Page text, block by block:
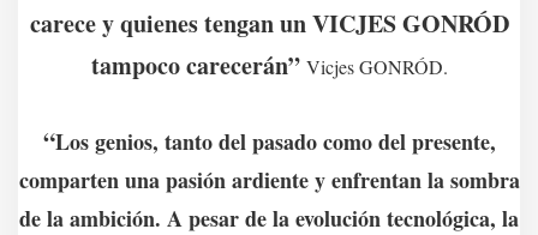
carece y quienes tengan un VICJES GONRÓD
tampoco carecerán” Vicjes GONRÓD.
“Los genios, tanto del pasado como del presente,
comparten una pasión ardiente y enfrentan la sombra
de la ambición. A pesar de la evolución tecnológica, la